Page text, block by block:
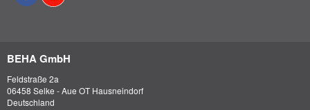
BEHA GmbH
Feldstraße 2a
06458 Selke - Aue OT Hausneindorf
Deutschland